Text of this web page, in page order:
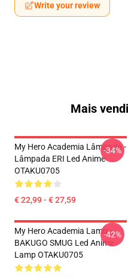
Write your review
Mais
My Hero Academia Lâmpada -
Lâmpada ERI Led Anime
OTAKU0705
€ 22,99 - € 27,59
-34%
My Hero Academia Lamp -
BAKUGO SMUG Led Anime
Lamp OTAKU0705
-42%